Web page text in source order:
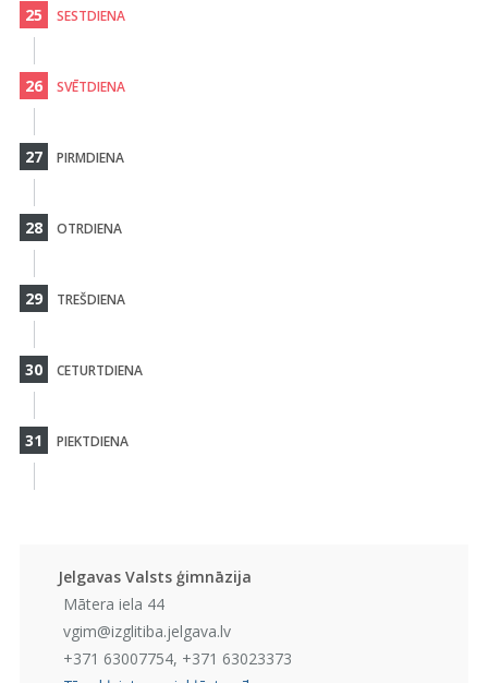
25 SESTDIENA
26 SVĒTDIENA
27 PIRMDIENA
28 OTRDIENA
29 TREŠDIENA
30 CETURTDIENA
31 PIEKTDIENA
Jelgavas Valsts ģimnāzija
Mātera iela 44
vgim@izglitiba.jelgava.lv
+371 63007754, +371 63023373